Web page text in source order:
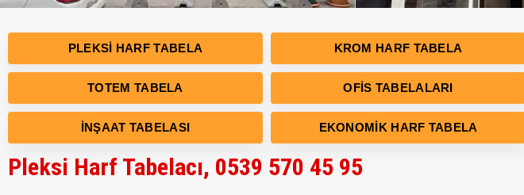
PLEKSI HARF TABELA KROM HARF TABELA
TOTEM TABELA OFIS TABELALARI
İNŞAAT TABELASI EKONOMIK HARF TABELA
Pleksi Harf Tabelacı, 0539 570 45 95